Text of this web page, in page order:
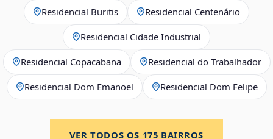
Residencial Buritis Residencial Centenário
Residencial Cidade Industrial
Residencial Copacabana Residencial do Trabalhador
Residencial Dom Emanoel Residencial Dom Felipe
VER TODOS OS 175 BAIRROS